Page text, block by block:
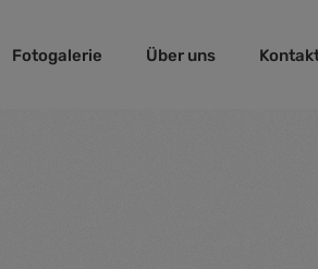
Fotogalerie Über uns